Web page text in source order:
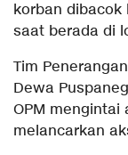
korban
saat berada di
Tim
Dewa
OPM
melancarkan